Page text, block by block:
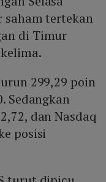
saham tertekan
di Timur
299,29 poin
Sedangkan
dan Nasdaq
posisi